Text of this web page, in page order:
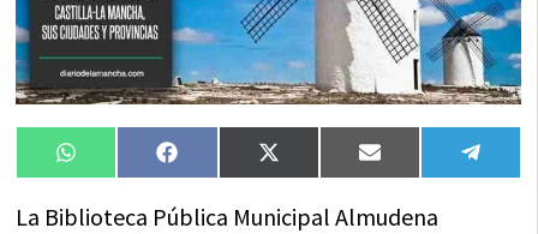
Compartir
en
WhatsAppCompartir
en
FacebookCompartir
en
X
(Twitter)
Compartir
en
Email
en
La Biblioteca Pública Municipal Almudena